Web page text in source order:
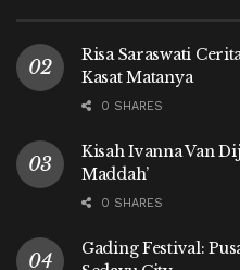
Risa Saraswati
Kasat Matanya
0 SHARES
Kisah Ivanna Van
Maddah’
0 SHARES
Gading Festival: